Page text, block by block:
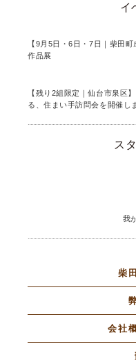
イ
【9月5日・6日・7日｜柴田
作品展
【残り2組限定｜仙台市泉区
る、住まい手訪問会を開催し
ス
我
柴
会社